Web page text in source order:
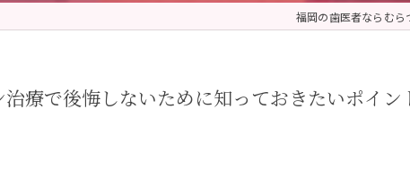
予防歯科 (メンテナンス) 福岡の歯医者ならむら
療で後悔しないために知っておきたいポイン